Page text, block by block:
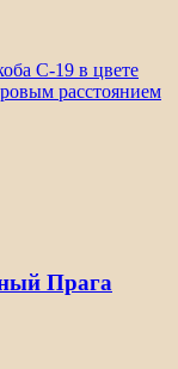
С-19 в цвете
расстоянием
Прага